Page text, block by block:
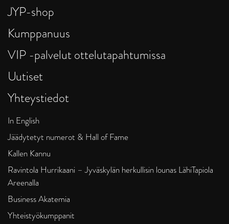
JYP-shop
Kumppanuus
VIP -palvelut ottelutapahtumissa
Uutiset
Yhteystiedot
In English
Jäädytetyt numerot & Hall of Fame
Kallen Kannu
Ravintola Hurrikaani – Jyväskylän herkullisin lounas LähiTapiola
Areenalla
Business Akatemia
Yhteistyökumppanit